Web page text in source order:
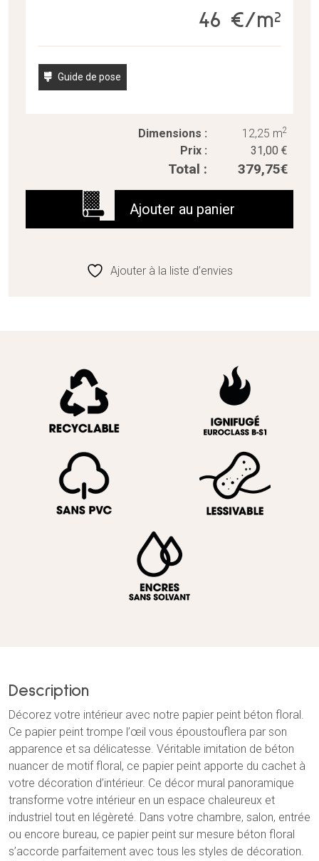
46 €/m²
Guide de pose
Dimensions : 12,25 m2
Prix : 31,00 €
Total : 379,75€
quantité
Ajouter au panier
Ajouter à la liste d’envies
Description
Décorez votre intérieur avec notre papier peint béton floral.
Ce papier peint trompe l’œil vous époustouflera par son
apparence et sa délicatesse. Véritable imitation de béton
nuancer de motif floral, ce papier peint apporte du cachet à
votre décoration d’intérieur. Ce décor mural panoramique
transforme votre intérieur en un espace chaleureux et
industriel tout en légèreté. Dans votre chambre, salon, entrée
ou encore bureau, ce papier peint sur mesure béton floral
s’accorde parfaitement avec tous les styles de décoration.